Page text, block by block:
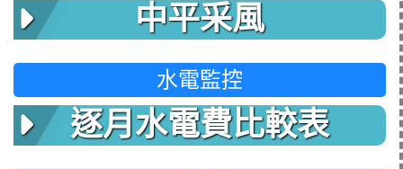
中平采風
水電監控
逐月水電費比較表